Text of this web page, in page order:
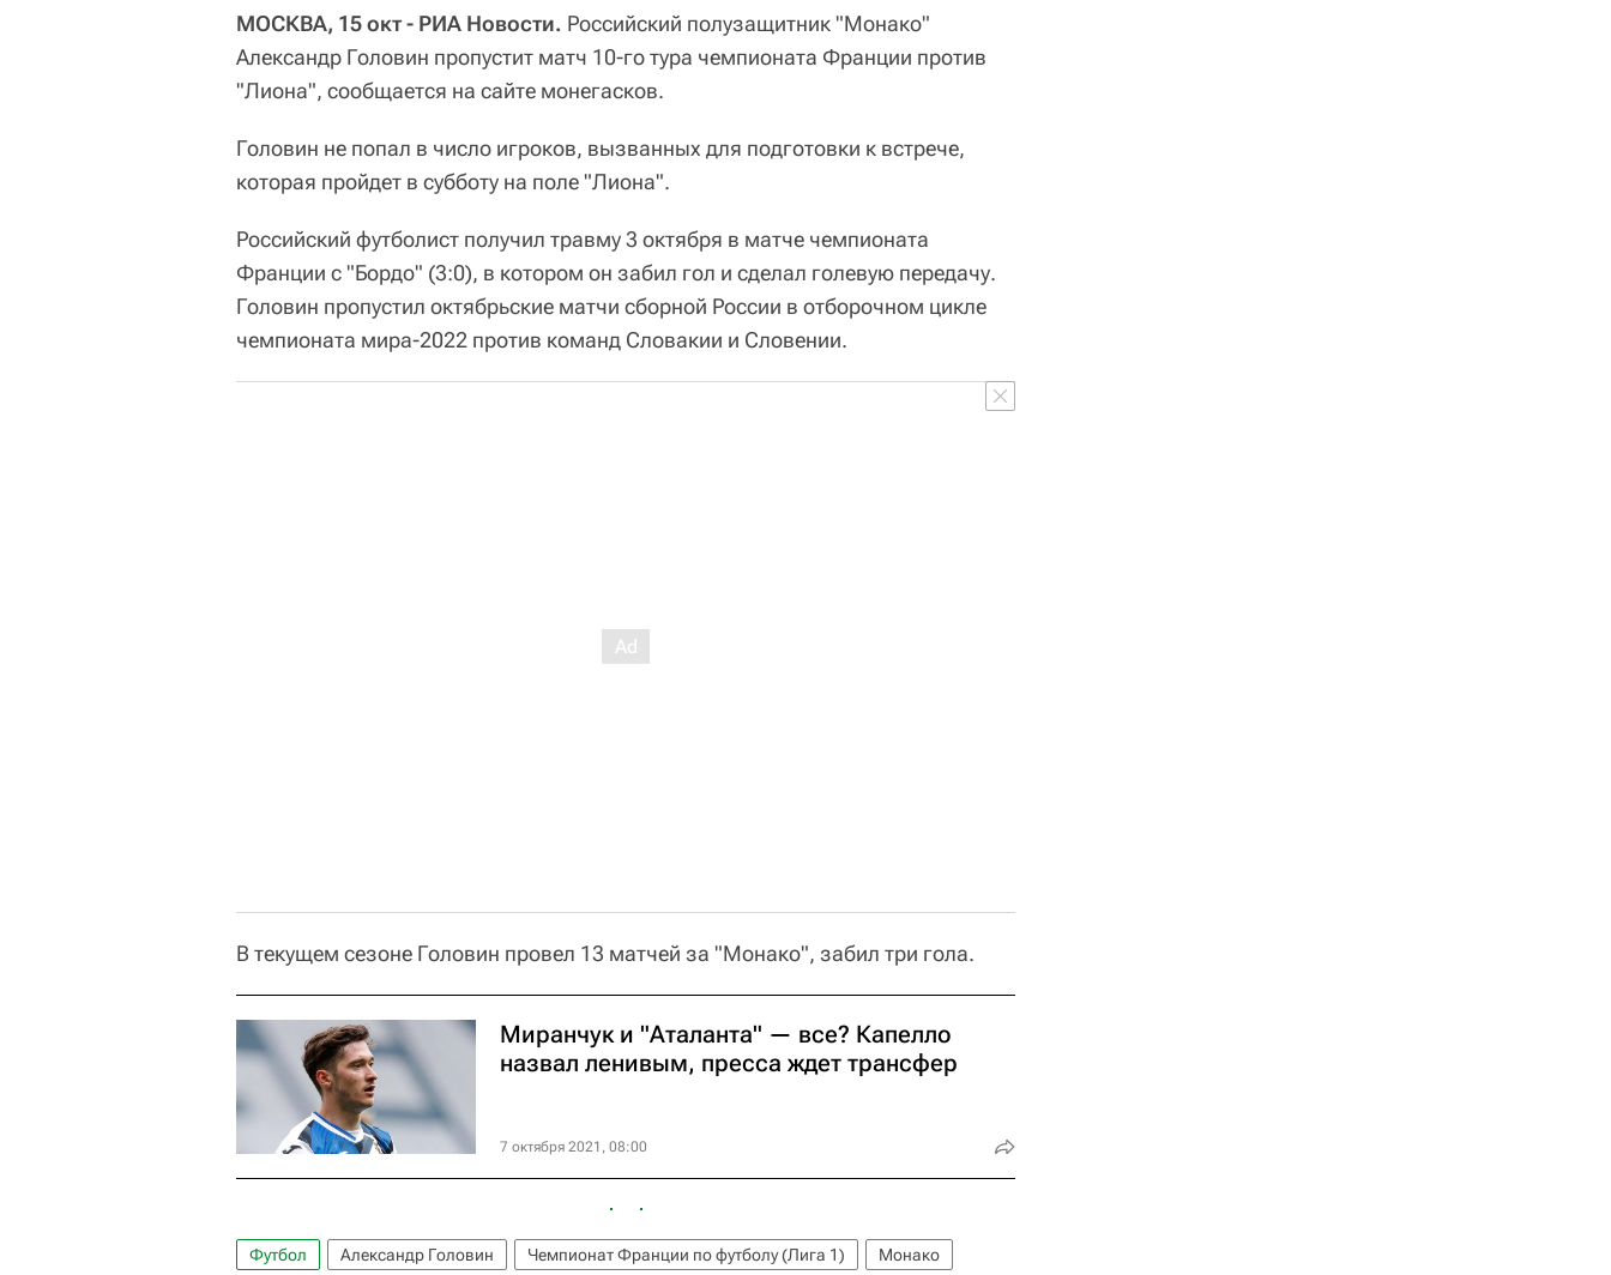
МОСКВА, 15 окт - РИА Новости. Российский полузащитник "Монако"
Александр Головин пропустит матч 10-го тура чемпионата Франции против
"Лиона", сообщается на сайте монегасков.
Головин не попал в число игроков, вызванных для подготовки к встрече,
которая пройдет в субботу на поле "Лиона".
Российский футболист получил травму 3 октября в матче чемпионата
Франции с "Бордо" (3:0), в котором он забил гол и сделал голевую передачу.
Головин пропустил октябрьские матчи сборной России в отборочном цикле
чемпионата мира-2022 против команд Словакии и Словении.
В текущем сезоне Головин провел 13 матчей за "Монако", забил три гола.
Миранчук и "Аталанта" — все? Капелло
назвал ленивым, пресса ждет трансфер
7 октября 2021, 08:00
Футбол Александр Головин Чемпионат Франции по футболу (Лига 1)
Монако